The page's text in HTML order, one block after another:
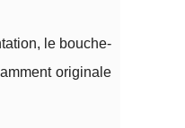
le bouche-
originale